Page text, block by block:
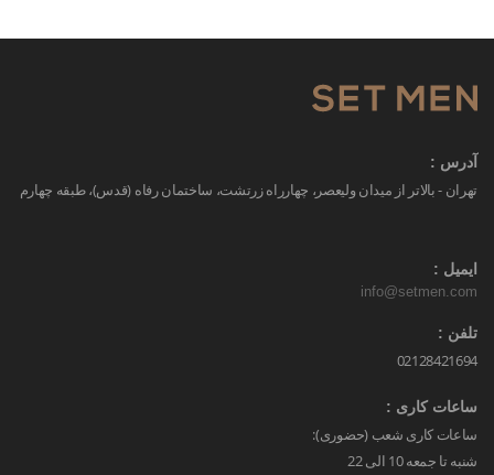
آدرس :
تهران - بالاتر از میدان ولیعصر، چهارراه زرتشت، ساختمان رفاه (قدس)، طبقه چهارم
ایمیل :
info@setmen.com
تلفن :
02128421694
ساعات کاری :
ساعات کاری شعب (حضوری):
شنبه تا جمعه 10 الی 22